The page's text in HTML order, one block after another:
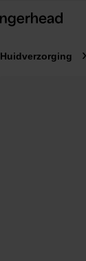
Huidverzorging